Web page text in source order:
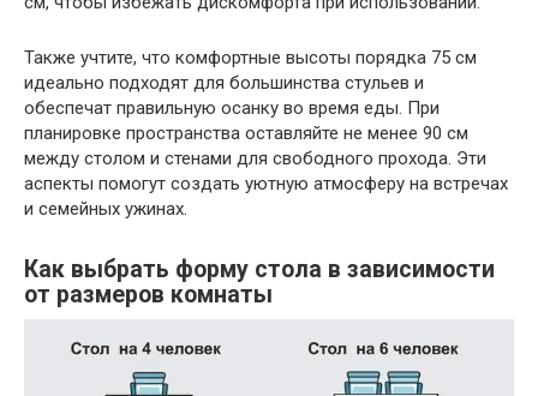
Также учтите, что комфортные высоты порядка 75 см
идеально подходят для большинства стульев и
обеспечат правильную осанку во время еды. При
планировке пространства оставляйте не менее 90 см
между столом и стенами для свободного прохода. Эти
аспекты помогут создать уютную атмосферу на встречах
и семейных ужинах.
Как выбрать форму стола в зависимости
от размеров комнаты